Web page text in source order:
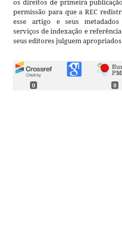
os direitos de primeira
permissão para que a REC
esse artigo e seus metadados
serviços de indexação e
seus editores julguem
0 0